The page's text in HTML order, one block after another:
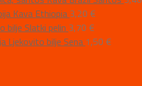
Kava Ethiopia 3,20 €
bilje Slatki pelin 3,70 €
Ljekovito bilje Sena 1,50 €